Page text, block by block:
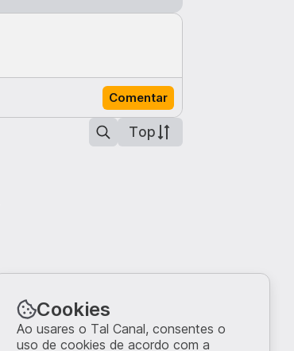
Comentar
Top
Cookies
Ao usares o Tal Canal, consentes o
uso de cookies de acordo com a